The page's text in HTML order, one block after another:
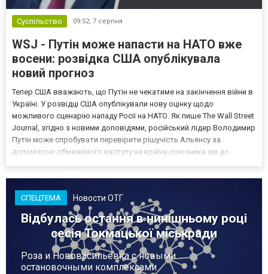
Суспільство 09:52, 7 серпня
WSJ - Путін може напасти на НАТО вже
восени: розвідка США опублікувала
новий прогноз
Тепер США вважають, що Путін не чекатиме на закінчення війни в
Україні. У розвідці США опублікували нову оцінку щодо
можливого сценарію нападу Росії на НАТО. Як пише The Wall Street
Journal, згідно з новими доповідями, російський лідер Володимир
Путін може спробувати перевірити рішучість Альянсу за
допомогою обмеженого наступу на країну-союзника ще до
СПЕЦТЕМА Новости ОТГ
Відбулась остання в нинішньому році
сесія Токмацької міськради
Роза и Нововасильевка с новыми
остановочными комплексами